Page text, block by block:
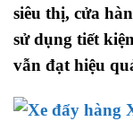
siêu thị, cửa
sử dụng tiết
vẫn đạt hiệu